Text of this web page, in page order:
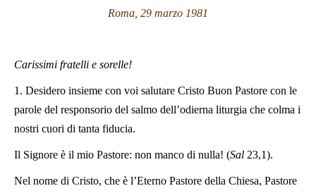
Roma, 29 marzo 1981
Carissimi fratelli e sorelle!
1. Desidero insieme con voi salutare Cristo Buon Pastore con le
parole del responsorio del salmo dell’odierna liturgia che colma i
nostri cuori di tanta fiducia.
Il Signore è il mio Pastore: non manco di nulla! (Sal 23,1).
Nel nome di Cristo, che è l’Eterno Pastore della Chiesa, Pastore